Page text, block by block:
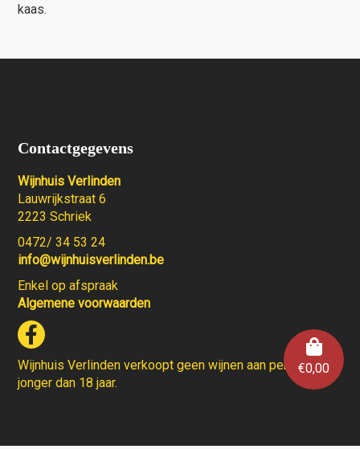
€0,00
kaas.
Contactgegevens
Wijnhuis Verlinden
Lauwrijkstraat 6
2223 Schriek
0472/ 34 53 24
info@wijnhuisverlinden.be
Enkel op afspraak
Algemene voorwaarden
Wijnhuis Verlinden verkoopt geen wijnen aan personen
jonger dan 18 jaar.